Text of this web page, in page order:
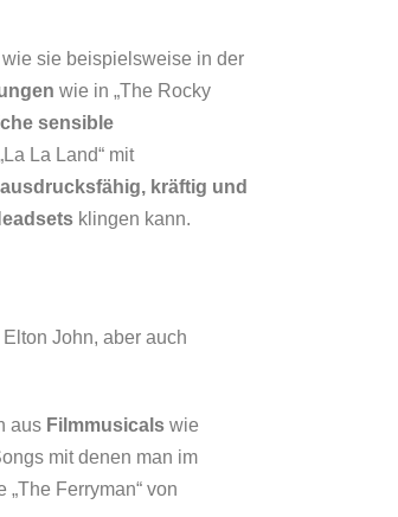
wie sie beispielsweise in der
wie in „The Rocky
sensible
La Land“ mit
kräftig und
klingen kann.
John, aber auch
aus Filmmusicals wie
mit denen man im
„The Ferryman“ von